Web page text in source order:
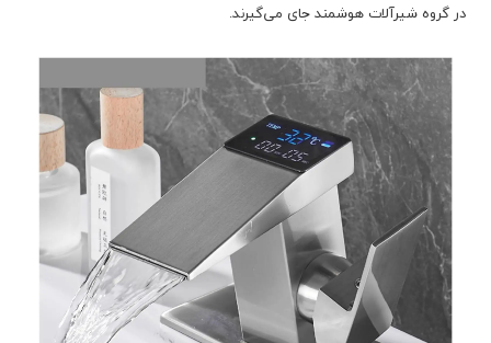
در گروه شیرآلات هوشمند جای می‌گیرند.